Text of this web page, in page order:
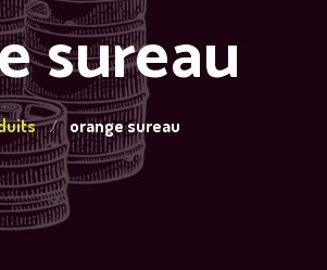
sureau
orange sureau